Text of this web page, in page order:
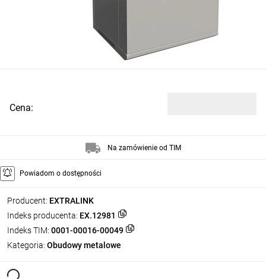
Producent: EXTRALINK
Indeks producenta: EX.12981
Indeks TIM: 0001-00016-00049
Kategoria: Obudowy metalowe
Cena:
Na zamówienie od TIM
Powiadom o dostępności